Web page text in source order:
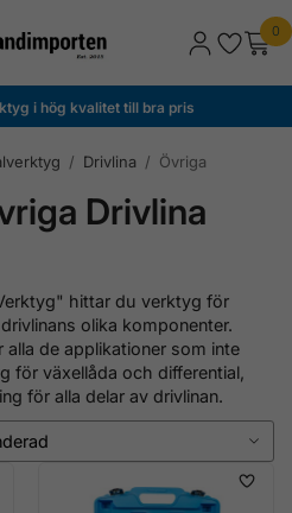
0
i hög kvalitet till bra pris
/ Drivlina / Övriga
Drivlina
hittar du verktyg för
olika komponenter.
de applikationer som inte
för växellåda och differential,
för alla delar av drivlinan.